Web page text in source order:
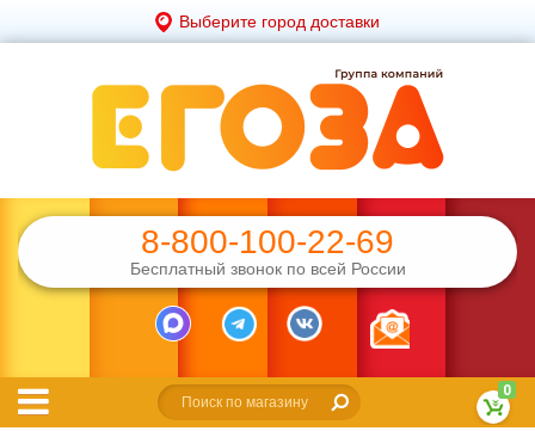
Выберите город доставки
8-800-100-22-69
Бесплатный звонок по всей России
0